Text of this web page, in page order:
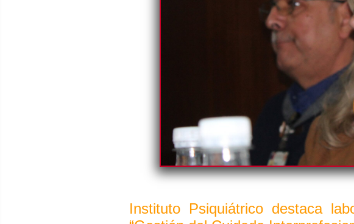
Instituto Psiquiátrico destaca